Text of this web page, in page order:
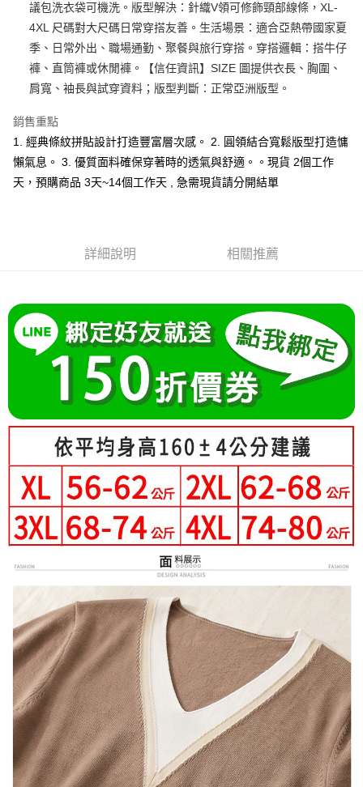
街口支付
悠遊付
Google Pay
大哥付你分期
相關說明
流程，驗證手機門號後，選擇欲分期的期數、繳款截止日，確認付款後即完
消。如遇「轉專審核」未通過狀況，表示未達大哥付你分期系統評分，恕無
法說明評估內容。
【繳款方式說明】
1.分期款項不併入電信帳單，「大哥付你分期」於每月結算日後寄送繳費提
醒簡訊。
2.透過簡訊連結打開帳單後，可選擇「超商條碼／台灣大直營門市／銀行轉
帳／街口支付／iPASS MONEY」等通路繳費。
【注意事項】
1.本服務係由「台灣大哥大股份有限公司」（以下簡稱本公司）所提供，讓
用戶於交易時，得透過本服務購買商品或服務，並由商店將買賣／分期付款
買賣價金債權讓與本公司後，依約使用本公司帳單繳交帳款。
2.基於同意付款使用「大哥付你分期」之契約關係目的，商店將以您的個人
資料（包含姓名、電話或地址）提供予台灣大哥大進項蒐集、處理及利用，
由本公司與您本人進行分期帳單所需資料之確認、核對及更正。
3.完整用戶服務條款，請詳閱以下連結：https://oppay.tw/userRule
【關於「AFTEE先享後付」】
３．安心：先確認商品／服務後，再付款。
【「AFTEE先享後付」結帳流程】
１．於結帳方式選擇「AFTEE先享後付」後，將跳轉至「AFTEE先享後付」
結帳頁面，進行簡訊認證並確認金額後，即可完成結帳。
２．訂單成立數日內，您將收到繳費通知簡訊。
ATM／網路銀行／等多元方式進行付款，方視為交易完成。
※ 請注意：結帳手續完成當下不需立刻繳費，但若您需要取消訂單，請聯絡
購買商品的店家。未經商家同意取消之訂單仍視為有效，需透過AFTEE先享
後付繳納相關費用。
※ 交易是否成功請以「AFTEE先享後付 」之結帳頁面顯示為準，若有關於
是否繳費成功／繳費後需取消欲退款等相關疑問，請聯繫「AFTEE先享後付
客戶支援中心」 https://netprotections.freshdesk.com/support/home
【注意事項】
１．透過由恩沛科技股份有限公司提供之「AFTEE先享後付」服務完成之交
易，需依本服務之必要範圍內提供個人資料，並將交易相關給付款項請求債
權轉讓予恩沛科技股份有限公司。
２．關於個人資料處理事宜，請瀏覽以下網址：
https://aftee.tw/terms/#terms3
３．未成年的使用者請事先徵得法定代理人或監護人之同意方可使用
「AFTEE先享後付」，若未經同意申辦者引起之損失，本公司不負相關責
任。
４．使用「AFTEE先享後付」時，將依據個別帳號之用戶狀況，依本公司即
時審查核予不同之上限額度；若仍有額度不足之情形，本公司將視審查結果
請求用戶進行身份認證。
５．嚴禁一人註冊多個帳號或使用他人資訊註冊。若發現惡意使用之情形，
恩沛科技股份有限公司將有權停止該用戶之使用額度並採取法律行動。
「Hami Point」為中華電信所提供之點數服務，可於會員專區綁定中華電信
會員帳號後，即可在購物車使用 Hami Point 折抵消費金額 (1點等於1元)。
ATM付款
運送方式
每筆NT$80，滿NT$699(含以上)免運費
付款後全家取貨
每筆NT$80，滿NT$699(含以上)免運費
付款後萊爾富取貨
每筆NT$80，滿NT$699(含以上)免運費
7-11付款取貨
每筆NT$80，滿NT$699(含以上)免運費
付款後7-11取貨
每筆NT$80，滿NT$699(含以上)免運費
宅配
每筆NT$70，滿NT$699(含以上)免運費
離島-郵局寄送
每筆NT$90，滿NT$699(含以上)免運費
國家/地區配送 查看運費
議包洗衣袋可機洗。版型解決：針織V領可修飾頸部線條，XL-
4XL 尺碼對大尺碼日常穿搭友善。生活場景：適合亞熱帶國家夏
季、日常外出、職場通勤、聚餐與旅行穿搭。穿搭邏輯：搭牛仔
褲、直筒褲或休閒褲。【信任資訊】SIZE 圖提供衣長、胸圍、
肩寬、袖長與試穿資料；版型判斷：正常亞洲版型。
銷售重點
1. 經典條紋拼貼設計打造豐富層次感。 2. 圓領結合寬鬆版型打造慵
懶氣息。 3. 優質面料確保穿著時的透氣與舒適。。現貨 2個工作
天，預購商品 3天~14個工作天 , 急需現貨請分開結單
詳細說明 相關推薦